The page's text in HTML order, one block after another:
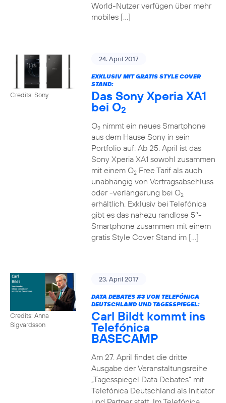
World-Nutzer verfügen über mehr
mobiles […]
Credits: Sony
24. April 2017
EXKLUSIV MIT GRATIS STYLE COVER
STAND:
Das Sony Xperia XA1
bei O2
O2nimmt ein neues Smartphone
aus dem Hause Sony in sein
Portfolio auf: Ab 25. April ist das
Sony Xperia XA1 sowohl zusammen
mit einem O2Free Tarif als auch
unabhängig von Vertragsabschluss
oder -verlängerung bei O2
erhältlich. Exklusiv bei Telefónica
gibt es das nahezu randlose 5‘‘-
Smartphone zusammen mit einem
gratis Style Cover Stand im […]
Credits: Anna
Sigvardsson
23. April 2017
DATA DEBATES #3VON TELEFÓNICA
DEUTSCHLAND UND TAGESSPIEGEL:
Carl Bildt kommt ins
Telefónica
BASECAMP
Am 27. April findet die dritte
Ausgabe der Veranstaltungsreihe
„Tagesspiegel Data Debates“ mit
Telefónica Deutschland als Initiator